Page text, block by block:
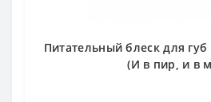
Питательный блеск для
(И в пир, и в